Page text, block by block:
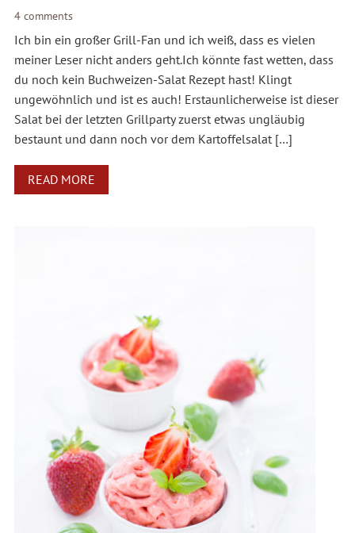
4 comments
Ich bin ein großer Grill-Fan und ich weiß, dass es vielen
meiner Leser nicht anders geht.Ich könnte fast wetten, dass
du noch kein Buchweizen-Salat Rezept hast! Klingt
ungewöhnlich und ist es auch! Erstaunlicherweise ist dieser
Salat bei der letzten Grillparty zuerst etwas ungläubig
bestaunt und dann noch vor dem Kartoffelsalat […]
READ MORE